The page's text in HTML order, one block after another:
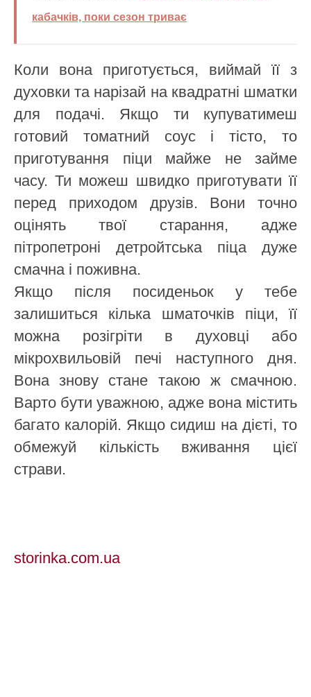
кабачків, поки сезон триває
Коли вона приготується, виймай її з
духовки та нарізай на квадратні шматки
для подачі. Якщо ти купуватимеш
готовий томатний соус і тісто, то
приготування піци майже не займе
часу. Ти можеш швидко приготувати її
перед приходом друзів. Вони точно
оцінять твої старання, адже
пітропетроні детройтська піца дуже
смачна і поживна.
Якщо після посиденьок у тебе
залишиться кілька шматочків піци, її
можна розігріти в духовці або
мікрохвильовій печі наступного дня.
Вона знову стане такою ж смачною.
Варто бути уважною, адже вона містить
багато калорій. Якщо сидиш на дієті, то
обмежуй кількість вживання цієї
страви.
storinka.com.ua